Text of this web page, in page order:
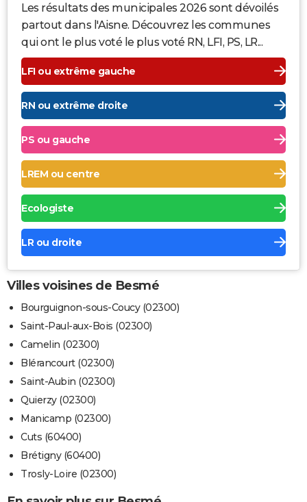
Les résultats des municipales 2026 sont dévoilés
partout dans l'Aisne. Découvrez les communes
qui ont le plus voté le plus voté RN, LFI, PS, LR...
LFI ou extrême gauche
RN ou extrême droite
PS ou gauche
LREM ou centre
Ecologiste
LR ou droite
Villes voisines de Besmé
Bourguignon-sous-Coucy (02300)
Saint-Paul-aux-Bois (02300)
Camelin (02300)
Blérancourt (02300)
Saint-Aubin (02300)
Quierzy (02300)
Manicamp (02300)
Cuts (60400)
Brétigny (60400)
Trosly-Loire (02300)